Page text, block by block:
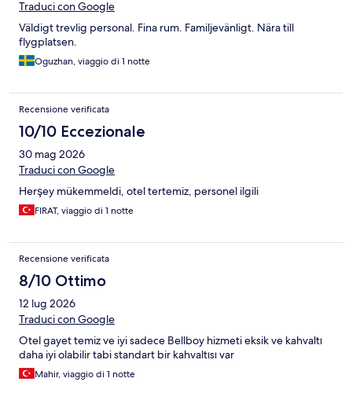
Traduci con Google
Väldigt trevlig personal. Fina rum. Familjevänligt. Nära till
flygplatsen.
Oguzhan, viaggio di 1 notte
Recensione verificata
10/10 Eccezionale
30 mag 2026
Traduci con Google
Herşey mükemmeldi, otel tertemiz, personel ilgili
FIRAT, viaggio di 1 notte
Recensione verificata
8/10 Ottimo
12 lug 2026
Traduci con Google
Otel gayet temiz ve iyi sadece Bellboy hizmeti eksik ve kahvaltı
daha iyi olabilir tabi standart bir kahvaltısı var
Mahir, viaggio di 1 notte